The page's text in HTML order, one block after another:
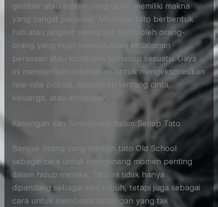
gambar atau simbol yang dipilih memiliki makna
yang sangat personal. Misalnya, tato berbentuk
hati atau jangkar sering kali dipilih oleh orang-
orang yang ingin menunjukkan kedalaman
perasaan atau komitmen terhadap sesuatu. Gaya
ini memberikan kebebasan untuk mengekspresikan
nilai-nilai pribadi, apakah itu tentang cinta,
keluarga, atau kehidupan.
Kenangan dan Simbolisme dalam Setiap Tato
Banyak orang yang memilih tato Old School
sebagai cara untuk mengenang momen penting
dalam hidup mereka. Tato ini tidak hanya
dipandang sebagai seni tubuh, tetapi juga sebagai
cara untuk membawa kenangan yang tak